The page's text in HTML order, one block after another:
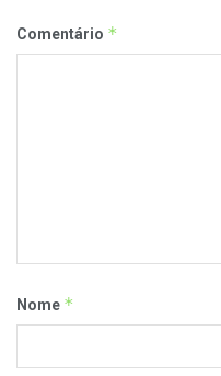
Comentário *
Nome *